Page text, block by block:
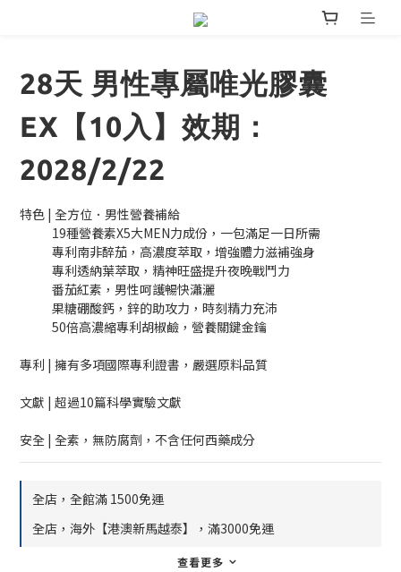
28天 男性專屬唯光膠囊
EX【10入】效期：
2028/2/22
特色 | 全方位．男性營養補給
            19種營養素X5大MEN力成份，一包滿足一日所需
            專利南非醉茄，高濃度萃取，增強體力滋補強身
            專利透納葉萃取，精神旺盛提升夜晚戰鬥力
            番茄紅素，男性呵護暢快瀟灑
            果糖硼酸鈣，鋅的助攻力，時刻精力充沛
            50倍高濃縮專利胡椒鹼，營養關鍵金鑰
專利 | 擁有多項國際專利證書，嚴選原料品質
文獻 | 超過10篇科學實驗文獻
安全 | 全素，無防腐劑，不含任何西藥成分
全店，全館滿 1500免運
全店，海外【港澳新馬越泰】，滿3000免運
查看更多